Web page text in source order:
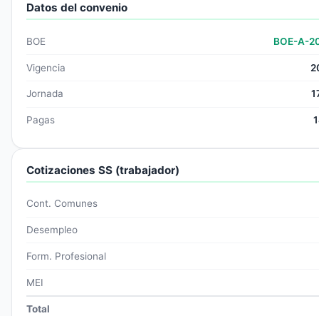
Datos del convenio
BOE BOE-A-
Vigencia
Jornada
Pagas
Cotizaciones SS (trabajador)
Cont. Comunes
Desempleo
Form. Profesional
MEI
Total